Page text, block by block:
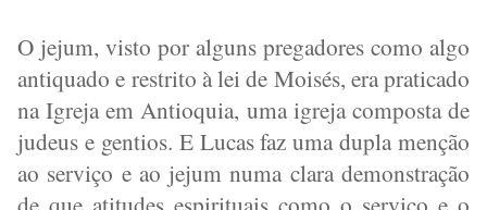
O jejum, visto por alguns pregadores como algo
antiquado e restrito à lei de Moisés, era praticado
na Igreja em Antioquia, uma igreja composta de
judeus e gentios. E Lucas faz uma dupla menção
ao serviço e ao jejum numa clara demonstração